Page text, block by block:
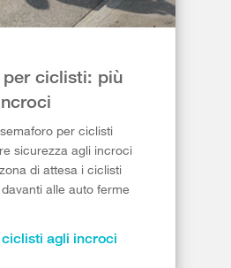
ciclisti: più
per ciclisti
sicurezza agli incroci
di attesa i ciclisti
alle auto ferme
agli incroci